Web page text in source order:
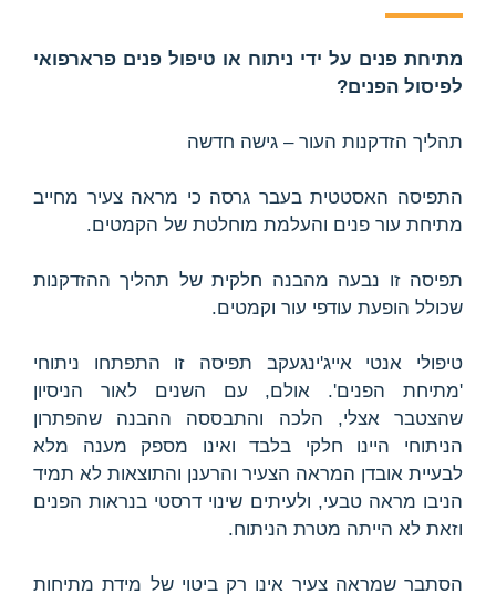
מתיחת פנים על ידי ניתוח או טיפול פנים פרארפואי
לפיסול הפנים?
תהליך הזדקנות העור – גישה חדשה
התפיסה האסטטית בעבר גרסה כי מראה צעיר מחייב
מתיחת עור פנים והעלמת מוחלטת של הקמטים.
תפיסה זו נבעה מהבנה חלקית של תהליך ההזדקנות
שכולל הופעת עודפי עור וקמטים.
טיפולי אנטי אייג'ינגעקב תפיסה זו התפתחו ניתוחי
'מתיחת הפנים'. אולם, עם השנים לאור הניסיון
שהצטבר אצלי, הלכה והתבססה ההבנה שהפתרון
הניתוחי היינו חלקי בלבד ואינו מספק מענה מלא
לבעיית אובדן המראה הצעיר והרענן והתוצאות לא תמיד
הניבו מראה טבעי, ולעיתים שינוי דרסטי בנראות הפנים
וזאת לא הייתה מטרת הניתוח.
הסתבר שמראה צעיר אינו רק ביטוי של מידת מתיחות